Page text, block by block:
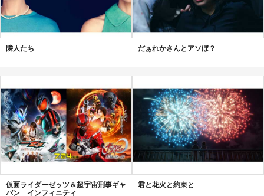
隣人たち だぁれかさんとアソぼ？
仮面ライダーゼッツ＆超宇宙刑事ギャ
バン インフィニティ
君と花火と約束と